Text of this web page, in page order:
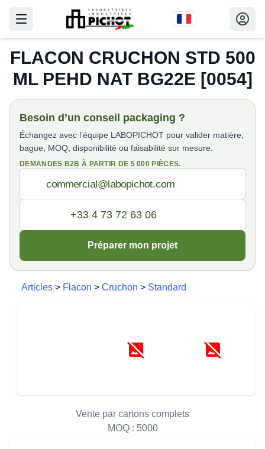
FLACON CRUCHON STD 500
ML PEHD NAT BG22E [0054]
Besoin d’un conseil packaging ?
Échangez avec l’équipe LABOPICHOT pour valider matière,
bague, MOQ, disponibilité ou faisabilité sur mesure.
DEMANDES B2B À PARTIR DE 5 000 PIÈCES.
Préparer mon projet
Articles > Flacon > Cruchon > Standard
Vente par cartons complets
MOQ : 5000